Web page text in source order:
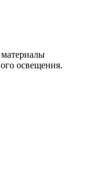
освещения.